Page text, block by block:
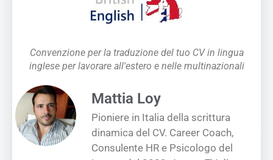
Convenzione per la traduzione del tuo CV in lingua
inglese per lavorare all'estero e nelle multinazionali
Mattia Loy
Pioniere in Italia della scrittura
dinamica del CV. Career Coach,
Consulente HR e Psicologo del